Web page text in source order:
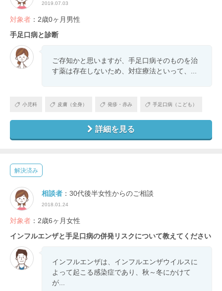
2019.07.03
対象者 ：2歳0ヶ月男性
手足口病と診断
ご存知かと思いますが、手足口病そのものを治
す薬は存在しないため、対症療法といって、...
小児科 皮膚（全身） 発疹・赤み 手足口病（こども）
詳細を見る
解決済み
相談者 ：30代後半女性からのご相談
2018.01.24
対象者 ：2歳6ヶ月女性
インフルエンザと手足口病の併発リスクについて教えてください
インフルエンザは、インフルエンザウイルスに
よって起こる感染症であり、秋～冬にかけて
が...